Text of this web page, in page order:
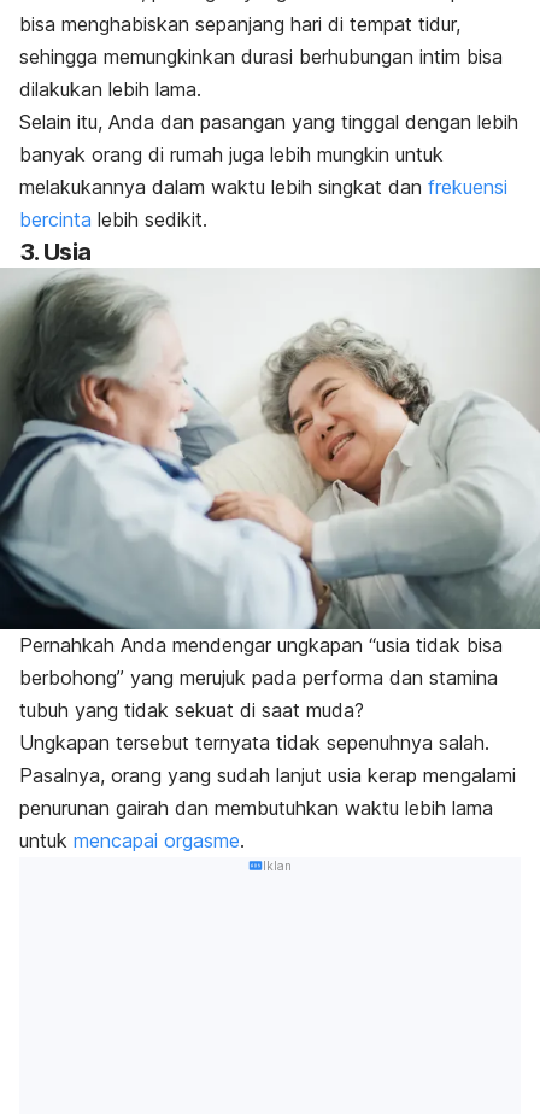
bisa menghabiskan sepanjang hari di tempat tidur,
sehingga memungkinkan durasi berhubungan intim bisa
dilakukan lebih lama.
Selain itu, Anda dan pasangan yang tinggal dengan lebih
banyak orang di rumah juga lebih mungkin untuk
melakukannya dalam waktu lebih singkat dan frekuensi
bercinta lebih sedikit.
3. Usia
Pernahkah Anda mendengar ungkapan “usia tidak bisa
berbohong” yang merujuk pada performa dan stamina
tubuh yang tidak sekuat di saat muda?
Ungkapan tersebut ternyata tidak sepenuhnya salah.
Pasalnya, orang yang sudah lanjut usia kerap mengalami
penurunan gairah dan membutuhkan waktu lebih lama
untuk mencapai orgasme.
Iklan